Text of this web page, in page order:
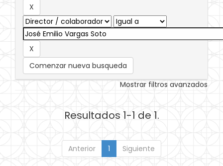
Comenzar nueva busqueda
Mostrar filtros avanzados
Resultados 1-1 de 1.
Anterior 1 Siguiente